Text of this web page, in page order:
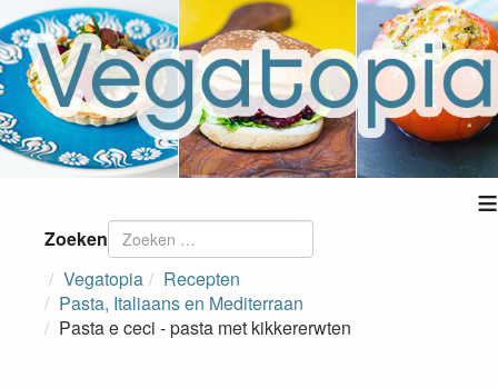
≡
Zoeken
Vegatopia
Recepten
Pasta, Italiaans en Mediterraan
Pasta e ceci - pasta met kikkererwten